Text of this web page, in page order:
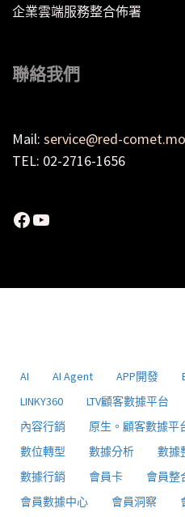
企業雲端服務整合佈署
聯絡我們
Mail: service@red-
TEL: 02-2716-1656
Facebook
YouTube
AI AI Agent APP開發
LINKY360
LTV顧客數據平台
內容行銷
原生。顧客數據平
數位轉型
數據分析 數據
數據行銷
會員卡 會員整
會員數據中心
會員洞察